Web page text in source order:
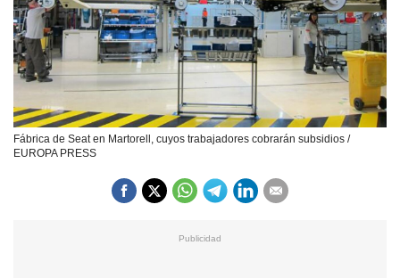
Fábrica de Seat en Martorell, cuyos trabajadores cobrarán subsidios /
EUROPA PRESS